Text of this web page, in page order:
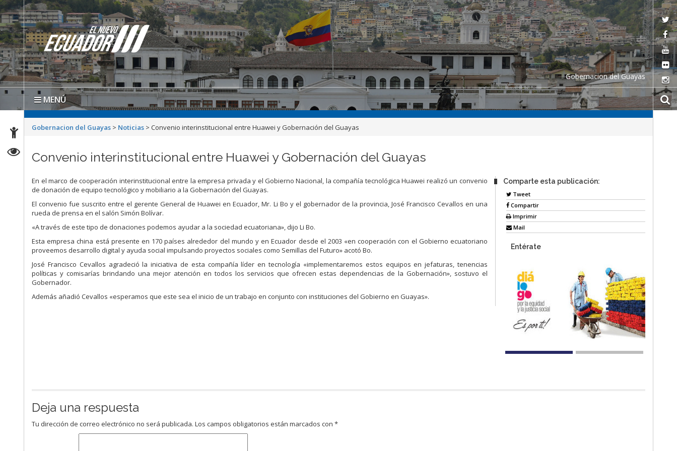
Gobernacion del Guayas
MENÚ
Gobernacion del Guayas > Noticias >Convenio interinstitucional entre Huawei y Gobernación del Guayas
Convenio interinstitucional entre Huawei y Gobernación del Guayas
En el marco de cooperación interinstitucional entre la empresa privada y el Gobierno Nacional, la compañía tecnológica Huawei realizó un convenio
de donación de equipo tecnológico y mobiliario a la Gobernación del Guayas.
El convenio fue suscrito entre el gerente General de Huawei en Ecuador, Mr. Li Bo y el gobernador de la provincia, José Francisco Cevallos en una
rueda de prensa en el salón Simón Bolívar.
«A través de este tipo de donaciones podemos ayudar a la sociedad ecuatoriana», dijo Li Bo.
Esta empresa china está presente en 170 países alrededor del mundo y en Ecuador desde el 2003 «en cooperación con el Gobierno ecuatoriano
proveemos desarrollo digital y ayuda social impulsando proyectos sociales como Semillas del Futuro» acotó Bo.
José Francisco Cevallos agradeció la iniciativa de esta compañía líder en tecnología «implementaremos estos equipos en jefaturas, tenencias
políticas y comisarías brindando una mejor atención en todos los servicios que ofrecen estas dependencias de la Gobernación», sostuvo el
Gobernador.
Además añadió Cevallos «esperamos que este sea el inicio de un trabajo en conjunto con instituciones del Gobierno en Guayas».
Comparte esta publicación:
Tweet
Compartir
Imprimir
Mail
Entérate
Deja una respuesta
Tu dirección de correo electrónico no será publicada. Los campos obligatorios están marcados con*